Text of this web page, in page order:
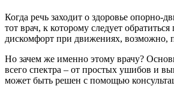
Когда речь заходит о здоровье
тот врач, к которому следует
дискомфорт при движениях, возможно,
Но зачем же именно этому врачу?
всего спектра – от простых ушибов и
может быть решен с помощью